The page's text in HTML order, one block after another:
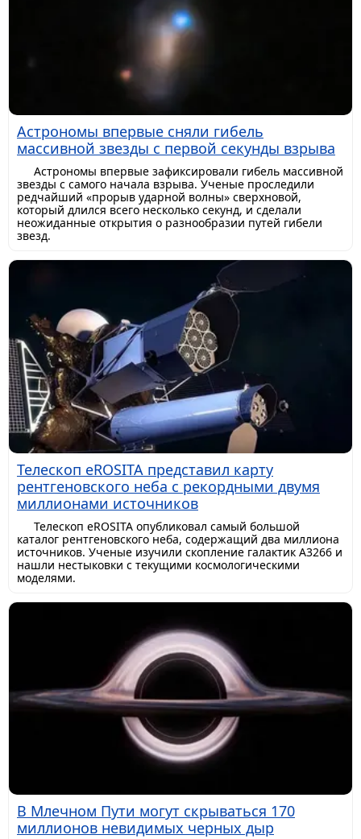
Астрономы впервые сняли гибель
массивной звезды с первой секунды взрыва
Астрономы впервые зафиксировали гибель массивной
звезды с самого начала взрыва. Ученые проследили
редчайший «прорыв ударной волны» сверхновой,
который длился всего несколько секунд, и сделали
неожиданные открытия о разнообразии путей гибели
звезд.
Телескоп eROSITA представил карту
рентгеновского неба с рекордными двумя
миллионами источников
Телескоп eROSITA опубликовал самый большой
каталог рентгеновского неба, содержащий два миллиона
источников. Ученые изучили скопление галактик A3266 и
нашли нестыковки с текущими космологическими
моделями.
В Млечном Пути могут скрываться 170
миллионов невидимых черных дыр